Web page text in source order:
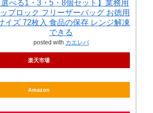
選べる1・3・5・8個セット】業務用
プロック フリーザーバッグ お徳用
イズ 72枚入 食品の保存 レンジ解凍
できる
posted with カエレバ
楽天市場
Amazon